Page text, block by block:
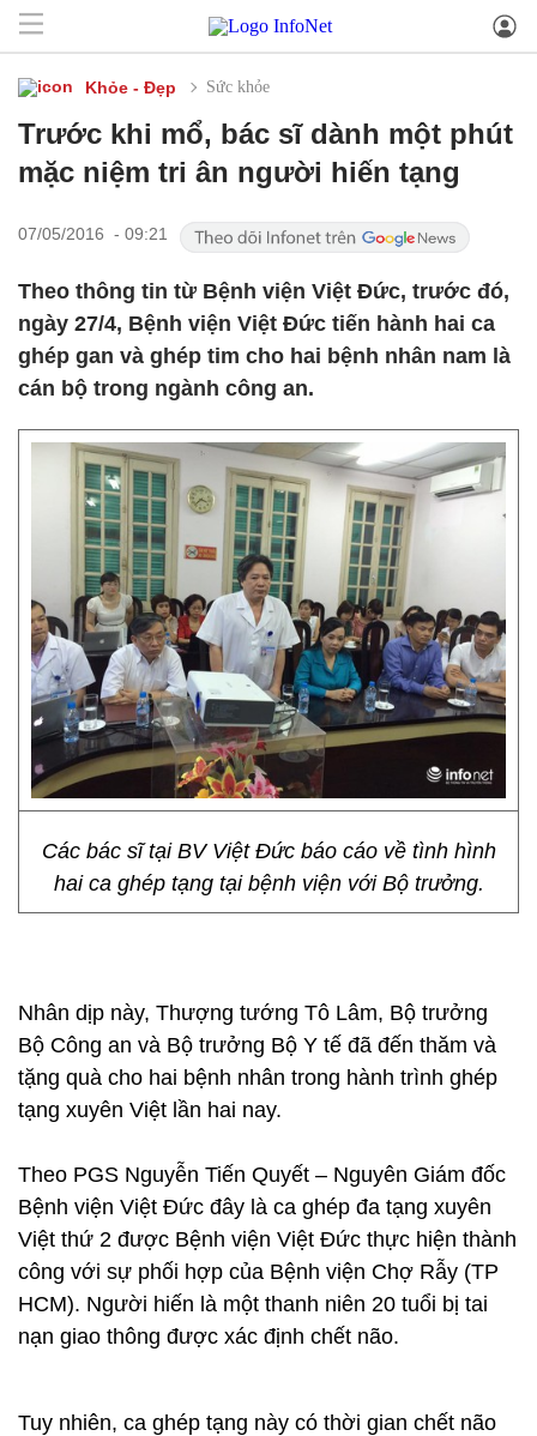
Khỏe - Đẹp Sức khỏe
Trước khi mổ, bác sĩ dành một phút
mặc niệm tri ân người hiến tạng
07/05/2016 - 09:21
Theo thông tin từ Bệnh viện Việt Đức, trước đó,
ngày 27/4, Bệnh viện Việt Đức tiến hành hai ca
ghép gan và ghép tim cho hai bệnh nhân nam là
cán bộ trong ngành công an.
Các bác sĩ tại BV Việt Đức báo cáo về tình hình
hai ca ghép tạng tại bệnh viện với Bộ trưởng.
Nhân dịp này, Thượng tướng Tô Lâm, Bộ trưởng
Bộ Công an và Bộ trưởng Bộ Y tế đã đến thăm và
tặng quà cho hai bệnh nhân trong hành trình ghép
tạng xuyên Việt lần hai nay.
Theo PGS Nguyễn Tiến Quyết – Nguyên Giám đốc
Bệnh viện Việt Đức đây là ca ghép đa tạng xuyên
Việt thứ 2 được Bệnh viện Việt Đức thực hiện thành
công với sự phối hợp của Bệnh viện Chợ Rẫy (TP
HCM). Người hiến là một thanh niên 20 tuổi bị tai
nạn giao thông được xác định chết não.
Tuy nhiên, ca ghép tạng này có thời gian chết não